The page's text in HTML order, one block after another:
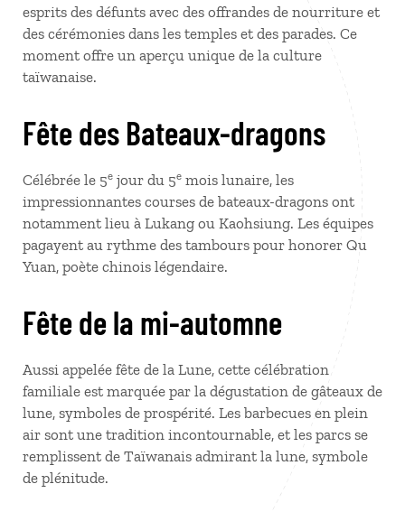
esprits des défunts avec des offrandes de nourriture et
des cérémonies dans les temples et des parades. Ce
moment offre un aperçu unique de la culture
taïwanaise.
Fête des Bateaux-dragons
Célébrée le 5e jour du 5e mois lunaire, les
impressionnantes courses de bateaux-dragons ont
notamment lieu à Lukang ou Kaohsiung. Les équipes
pagayent au rythme des tambours pour honorer Qu
Yuan, poète chinois légendaire.
Fête de la mi-automne
Aussi appelée fête de la Lune, cette célébration
familiale est marquée par la dégustation de gâteaux de
lune, symboles de prospérité. Les barbecues en plein
air sont une tradition incontournable, et les parcs se
remplissent de Taïwanais admirant la lune, symbole
de plénitude.